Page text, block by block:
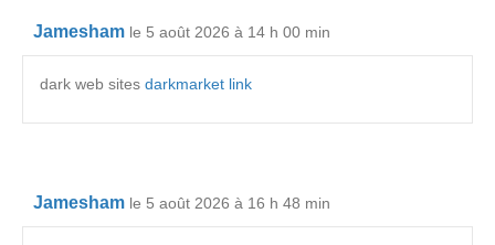
Jamesham le 5 août 2026 à 14 h 00 min
dark web sites darkmarket link
Jamesham le 5 août 2026 à 16 h 48 min